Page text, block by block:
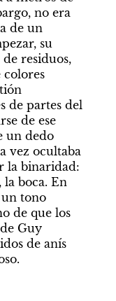
no era
de un
su
residuos,
colores
de partes del
de ese
un dedo
vez ocultaba
la binaridad:
la boca. En
un tono
de que los
Guy
de anís